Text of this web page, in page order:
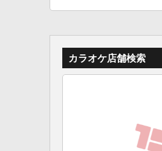
カラオケ店舗検索